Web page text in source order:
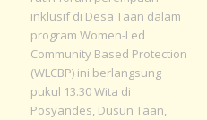
inklusif di Desa Taan dalam
program Women-Led
Community Based Protection
(WLCBP) ini berlangsung
pukul 13.30 Wita di
Posyandes, Dusun Taan,